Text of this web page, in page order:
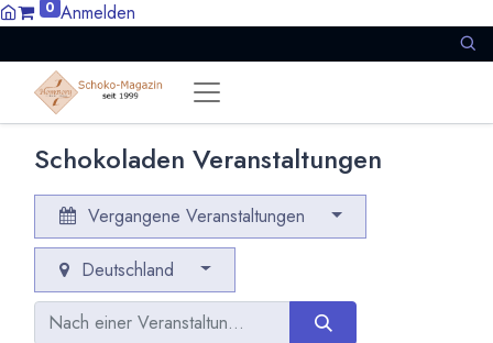
0 Anmelden
Schokoladen Veranstaltungen
Vergangene Veranstaltungen
Deutschland